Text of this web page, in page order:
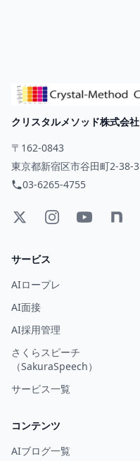
クリスタルメソッド株式会社
〒162-0843
東京都新宿区市谷田町2-38-3
03-6265-4755
サービス
AIロープレ
AI面接
AI採用管理
さくらスピーチ
（SakuraSpeech）
サービス一覧
コンテンツ
AIブログ一覧